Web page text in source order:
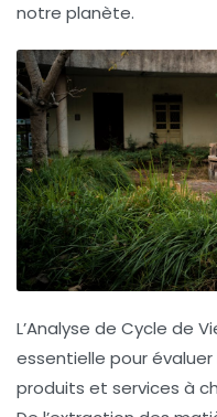
notre planète.
L’Analyse de Cycle de
essentielle pour évaluer
produits et services à